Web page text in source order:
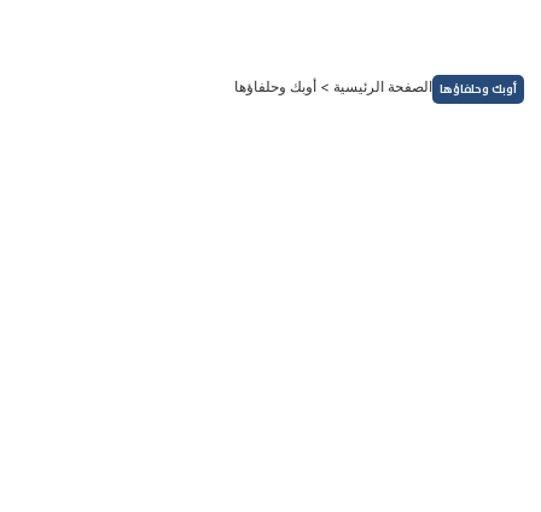
المحتوى
أوبك وحلفاؤها الصفحة الرئيسية > أوبك وحلفاؤها